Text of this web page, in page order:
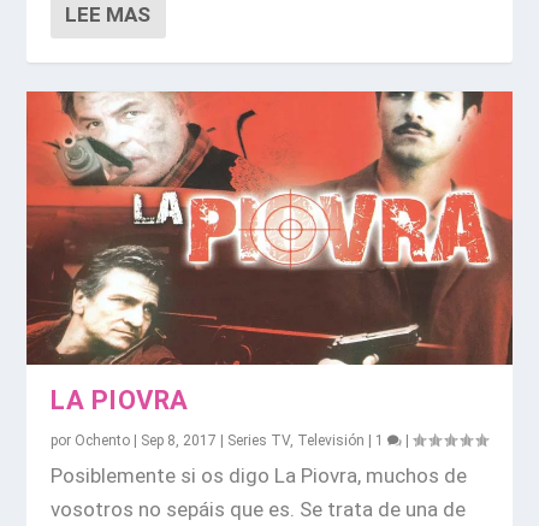
LEE MAS
LA PIOVRA
por Ochento | Sep 8, 2017 | Series TV, Televisión | 1 |
Posiblemente si os digo La Piovra, muchos de
vosotros no sepáis que es. Se trata de una de